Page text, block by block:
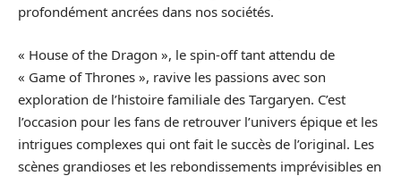
profondément ancrées dans nos sociétés.
« House of the Dragon », le spin-off tant attendu de
« Game of Thrones », ravive les passions avec son
exploration de l’histoire familiale des Targaryen. C’est
l’occasion pour les fans de retrouver l’univers épique et les
intrigues complexes qui ont fait le succès de l’original. Les
scènes grandioses et les rebondissements imprévisibles en